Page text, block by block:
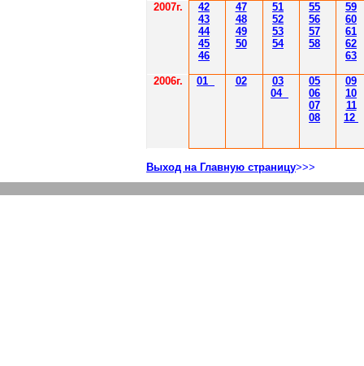
2007г.
42
43
44
45
46
47
48
49
50
51
52
53
54
55
56
57
58
59
60
61
62
63
2006г. 01 02
03
04
05
06
07
08
09
10
11
12
Выход на Главную страницу>>>